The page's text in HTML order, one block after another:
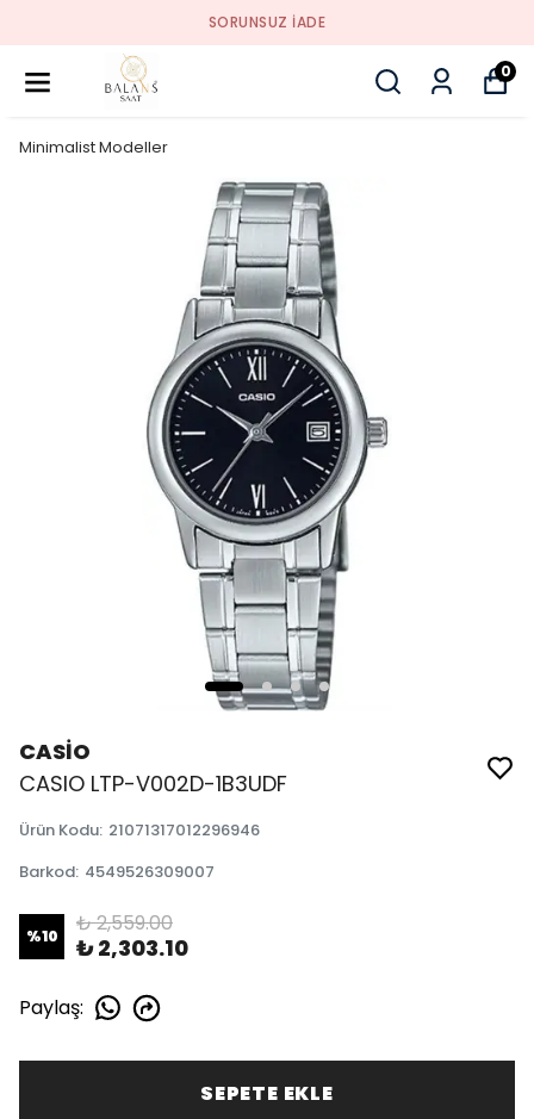
SORUNSUZ İADE
0
Minimalist Modeller
CASİO
CASIO LTP-V002D-1B3UDF
Ürün Kodu: 21071317012296946
Barkod: 4549526309007
%10 ₺ 2,559.00
₺ 2,303.10
Paylaş:
SEPETE EKLE